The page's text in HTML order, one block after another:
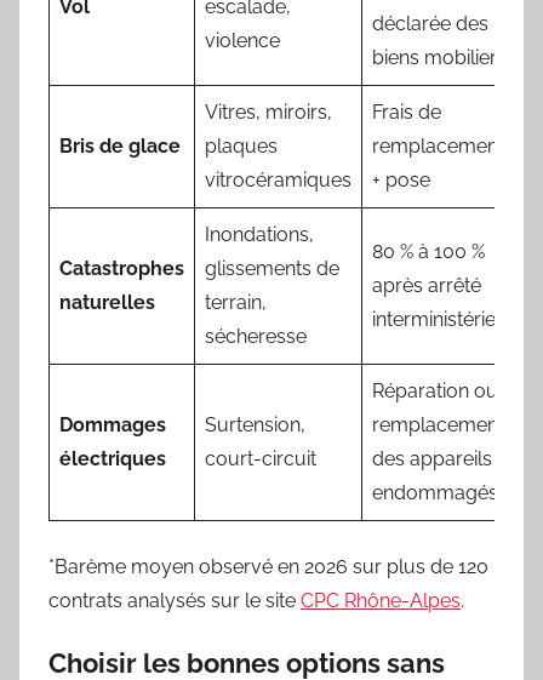
Vol
escalade,
violence
déclarée des
biens mobiliers
Bris de glace
Vitres, miroirs,
plaques
vitrocéramiques
Frais de
remplacement
+ pose
Catastrophes
naturelles
Inondations,
glissements de
terrain,
sécheresse
80 % à 100 %
après arrêté
interministériel
Dommages
électriques
Surtension,
court-circuit
Réparation ou
remplacement
des appareils
endommagés
*Barème moyen observé en 2026 sur plus de 120
contrats analysés sur le site CPC Rhône-Alpes.
Choisir les bonnes options sans